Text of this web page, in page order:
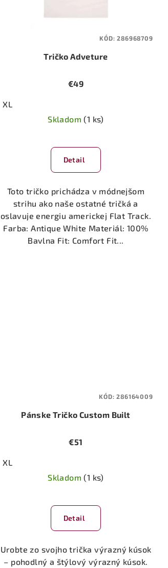
Tričko Adveture
€49
XL
Skladom(1 ks)
Detail
Toto tričko prichádza v módnejšom
strihu ako naše ostatné tričká a
oslavuje energiu americkej Flat Track.
Farba: Antique White Materiál: 100%
Bavlna Fit: Comfort Fit...
KÓD:286968709
Pánske Tričko Custom Built
€51
XL
Skladom(1 ks)
Detail
Urobte zo svojho trička výrazný kúsok
– pohodlný a štýlový výrazný kúsok.
KÓD:286164009